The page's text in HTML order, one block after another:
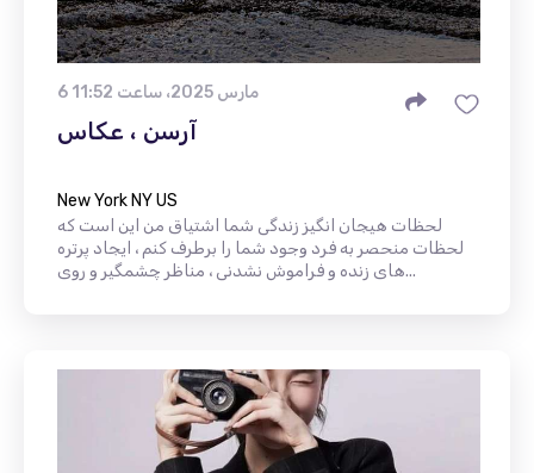
6 مارس 2025، ساعت 11:52
آرسن ، عکاس
New York NY US
لحظات هیجان انگیز زندگی شما اشتیاق من این است که
لحظات منحصر به فرد وجود شما را برطرف کنم ، ایجاد پرتره
های زنده و فراموش نشدنی ، مناظر چشمگیر و روی...